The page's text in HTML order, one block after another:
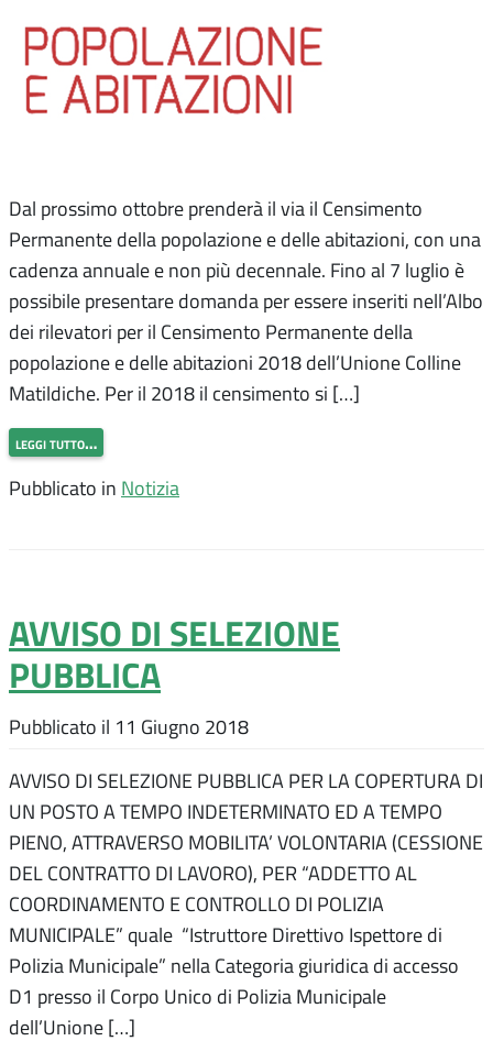
Dal prossimo ottobre prenderà il via il Censimento
Permanente della popolazione e delle abitazioni, con una
cadenza annuale e non più decennale. Fino al 7 luglio è
possibile presentare domanda per essere inseriti nell’Albo
dei rilevatori per il Censimento Permanente della
popolazione e delle abitazioni 2018 dell’Unione Colline
Matildiche. Per il 2018 il censimento si […]
leggi tutto…
Pubblicato in Notizia
AVVISO DI SELEZIONE
PUBBLICA
Pubblicato il 11 Giugno 2018
AVVISO DI SELEZIONE PUBBLICA PER LA COPERTURA DI
UN POSTO A TEMPO INDETERMINATO ED A TEMPO
PIENO, ATTRAVERSO MOBILITA’ VOLONTARIA (CESSIONE
DEL CONTRATTO DI LAVORO), PER “ADDETTO AL
COORDINAMENTO E CONTROLLO DI POLIZIA
MUNICIPALE” quale “Istruttore Direttivo Ispettore di
Polizia Municipale” nella Categoria giuridica di accesso
D1 presso il Corpo Unico di Polizia Municipale
dell’Unione […]